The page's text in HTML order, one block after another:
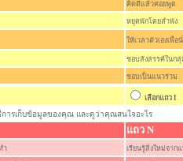
คิดดีแล้วค่อยพูด
หยุดพักโดยลำพัง
ให้เวลาตัวเองเพื่
ชอบสังสรรค์ในกลุ่
ชอบเป็นแนวร่วม
เลือกแถว I
การเก็บข้อมูลของคุณ และดูว่าคุณสนใจอะไร
แถว N
ำ เรียนรู้สิ่งใหม่จาก